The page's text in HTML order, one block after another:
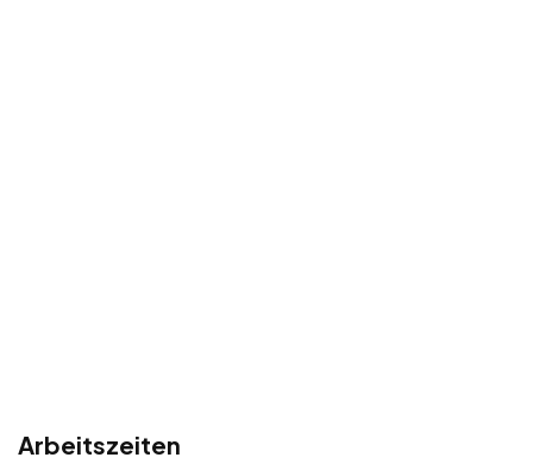
Arbeitszeiten